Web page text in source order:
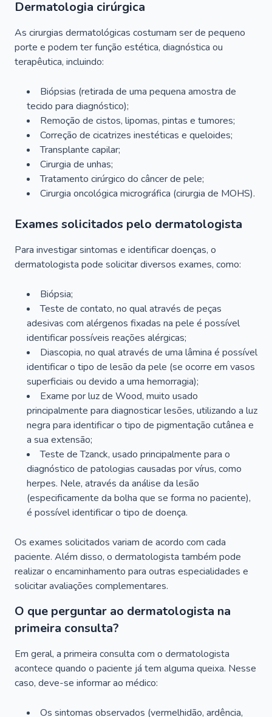
Dermatologia cirúrgica
As cirurgias dermatológicas costumam ser de pequeno
porte e podem ter função estética, diagnóstica ou
terapêutica, incluindo:
Biópsias (retirada de uma pequena amostra de
tecido para diagnóstico);
Remoção de cistos, lipomas, pintas e tumores;
Correção de cicatrizes inestéticas e queloides;
Transplante capilar;
Cirurgia de unhas;
Tratamento cirúrgico do câncer de pele;
Cirurgia oncológica micrográfica (cirurgia de MOHS).
Exames solicitados pelo dermatologista
Para investigar sintomas e identificar doenças, o
dermatologista pode solicitar diversos exames, como:
Biópsia;
Teste de contato, no qual através de peças
adesivas com alérgenos fixadas na pele é possível
identificar possíveis reações alérgicas;
Diascopia, no qual através de uma lâmina é possível
identificar o tipo de lesão da pele (se ocorre em vasos
superficiais ou devido a uma hemorragia);
Exame por luz de Wood, muito usado
principalmente para diagnosticar lesões, utilizando a luz
negra para identificar o tipo de pigmentação cutânea e
a sua extensão;
Teste de Tzanck, usado principalmente para o
diagnóstico de patologias causadas por vírus, como
herpes. Nele, através da análise da lesão
(especificamente da bolha que se forma no paciente),
é possível identificar o tipo de doença.
Os exames solicitados variam de acordo com cada
paciente. Além disso, o dermatologista também pode
realizar o encaminhamento para outras especialidades e
solicitar avaliações complementares.
O que perguntar ao dermatologista na
primeira consulta?
Em geral, a primeira consulta com o dermatologista
acontece quando o paciente já tem alguma queixa. Nesse
caso, deve-se informar ao médico:
Os sintomas observados (vermelhidão, ardência,